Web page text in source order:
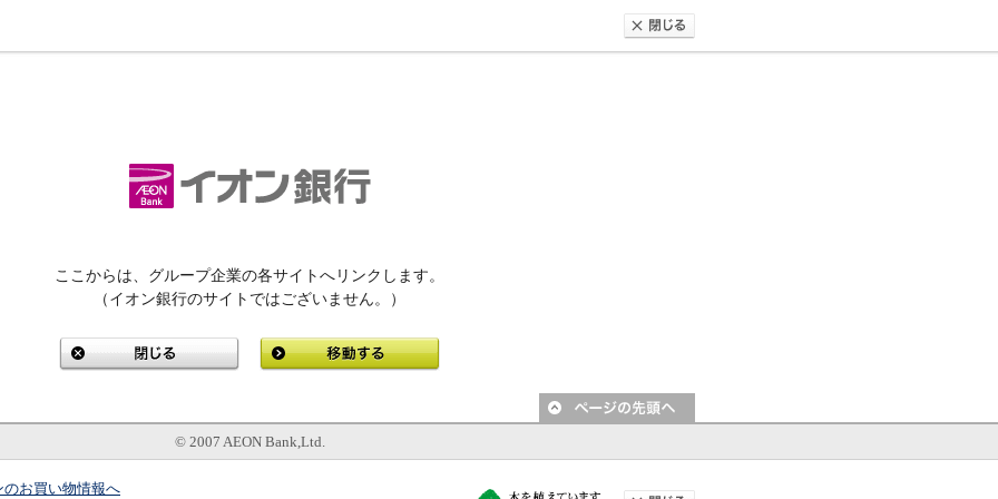
ここからは、グループ企業の各サイトへリンクします。
（イオン銀行のサイトではございません。）
© 2007 AEON Bank,Ltd.
のお買い物情報へ